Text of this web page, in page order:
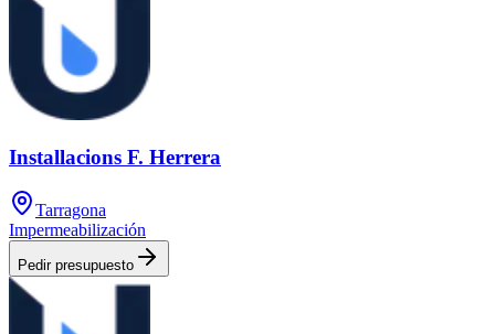
Installacions F. Herrera
Tarragona
Impermeabilización
Pedir presupuesto